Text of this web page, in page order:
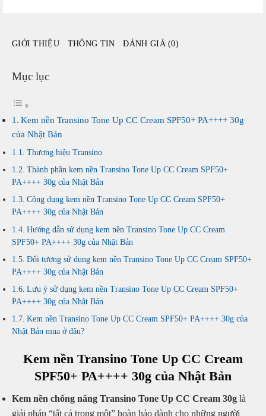
Nhật
số
GIỚI THIỆU THÔNG TIN ĐÁNH GIÁ (0)
Mục lục
Kem nền Transino Tone Up CC Cream SPF50+ PA++++ 30g
của Nhật Bản
Thương hiệu Transino
Thành phần kem nền Transino Tone Up CC Cream SPF50+
PA++++ 30g của Nhật Bản
Công dụng kem nền Transino Tone Up CC Cream SPF50+
PA++++ 30g của Nhật Bản
Hướng dẫn sử dụng kem nền Transino Tone Up CC Cream
SPF50+ PA++++ 30g của Nhật Bản
Đối tượng sử dụng kem nền Transino Tone Up CC Cream SPF50+
PA++++ 30g của Nhật Bản
Lưu ý sử dụng kem nền Transino Tone Up CC Cream SPF50+
PA++++ 30g của Nhật Bản
Kem nền Transino Tone Up CC Cream SPF50+ PA++++ 30g của
Nhật Bản mua ở đâu?
Kem nền Transino Tone Up CC Cream
SPF50+ PA++++ 30g của Nhật Bản
Kem nền chống nắng Transino Tone Up CC Cream 30g là
giải pháp “tất cả trong một” hoàn hảo dành cho những người